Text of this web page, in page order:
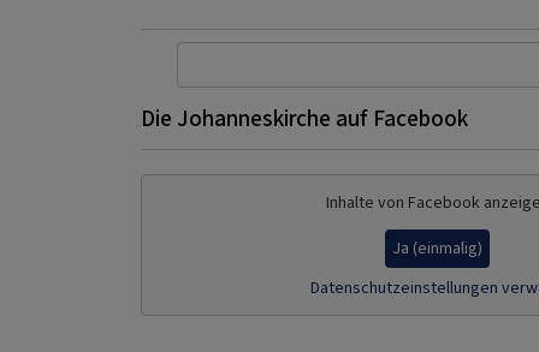
Die Johanneskirche auf Facebook
Inhalte von Facebook
Ja (einmalig)
Datenschutzeinstellungen